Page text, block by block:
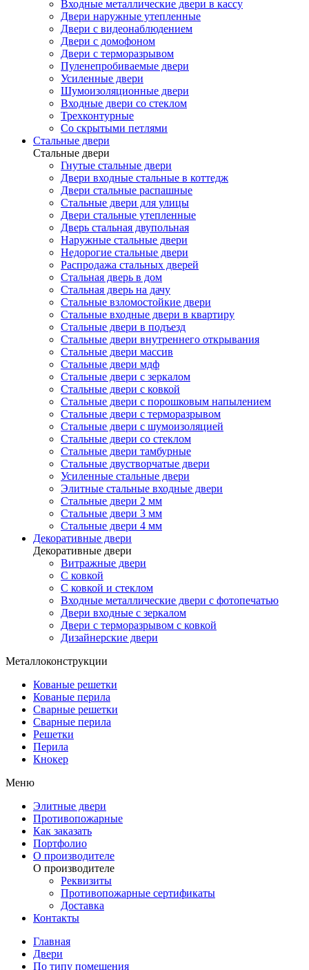
Входные металлические двери в кассу
Двери наружные утепленные
Двери с видеонаблюдением
Двери с домофоном
Двери с терморазрывом
Пуленепробиваемые двери
Усиленные двери
Шумоизоляционные двери
Входные двери со стеклом
Трехконтурные
Со скрытыми петлями
Стальные двери
Стальные двери
Гнутые стальные двери
Двери входные стальные в коттедж
Двери стальные распашные
Стальные двери для улицы
Двери стальные утепленные
Дверь стальная двупольная
Наружные стальные двери
Недорогие стальные двери
Распродажа стальных дверей
Стальная дверь в дом
Стальная дверь на дачу
Стальные взломостойкие двери
Стальные входные двери в квартиру
Стальные двери в подъезд
Стальные двери внутреннего открывания
Стальные двери массив
Стальные двери мдф
Стальные двери с зеркалом
Стальные двери с ковкой
Стальные двери с порошковым напылением
Стальные двери с терморазрывом
Стальные двери с шумоизоляцией
Стальные двери со стеклом
Стальные двери тамбурные
Стальные двустворчатые двери
Усиленные стальные двери
Элитные стальные входные двери
Стальные двери 2 мм
Стальные двери 3 мм
Стальные двери 4 мм
Декоративные двери
Декоративные двери
Витражные двери
С ковкой
С ковкой и стеклом
Входные металлические двери с фотопечатью
Двери входные с зеркалом
Двери с терморазрывом с ковкой
Дизайнерские двери
Металлоконструкции
Кованые решетки
Кованые перила
Сварные решетки
Сварные перила
Решетки
Перила
Кнокер
Меню
Элитные двери
Противопожарные
Как заказать
Портфолио
О производителе
О производителе
Реквизиты
Противопожарные сертификаты
Доставка
Контакты
Главная
Двери
По типу помещения